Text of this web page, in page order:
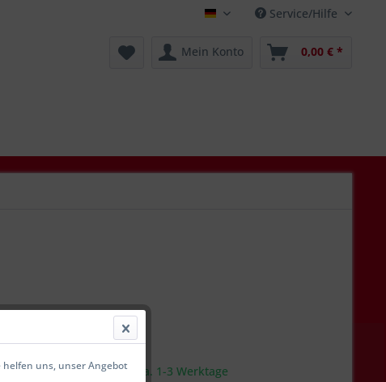
Deutsch Service/Hilfe
Mein Konto 0,00 € *
versandfertig, Lieferzeit ca. 1-3 Werktage
helfen uns, unser Angebot